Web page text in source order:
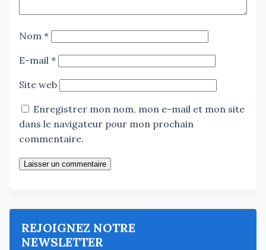
Nom *
E-mail *
Site web
Enregistrer mon nom, mon e-mail et mon site
dans le navigateur pour mon prochain
commentaire.
Laisser un commentaire
REJOIGNEZ NOTRE
NEWSLETTER